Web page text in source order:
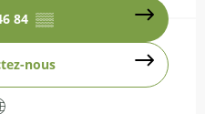
84 ▒▒
nous